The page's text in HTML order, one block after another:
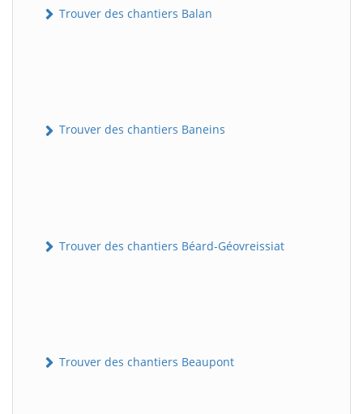
Trouver des chantiers Balan
Trouver des chantiers Baneins
Trouver des chantiers Béard-Géovreissiat
Trouver des chantiers Beaupont